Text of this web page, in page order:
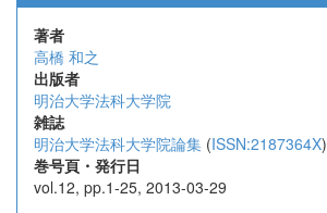
著者
高橋 和之
出版者
明治大学法科大学院
雑誌
明治大学法科大学院論集 (ISSN:2187364X)
巻号頁・発行日
vol.12, pp.1-25, 2013-03-29